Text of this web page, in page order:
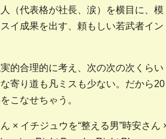
（代表格が社長、涙）を横目に、模
イ成果を出す、頼もしい若武者イン
的合理的に考え、次の次の次くらい
寄り道も凡ミスも少ない。だから20
こなせちゃう。
× イチジュウを“整える男”時安さん